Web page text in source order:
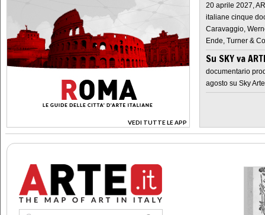
VEDI TUTTE LE APP
>
20 aprile 2027,
italiane cinque
Caravaggio,
Ende, Turner &
Su SKY va
documentario
agosto su Sky Arte